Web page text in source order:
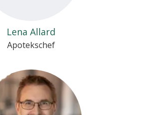
Lena Allard
Apotekschef